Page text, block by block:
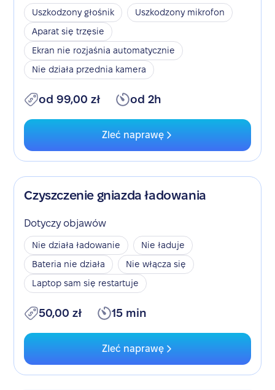
Uszkodzony głośnik
Uszkodzony mikrofon
Aparat się trzęsie
Ekran nie rozjaśnia automatycznie
Nie działa przednia kamera
od 99,00 zł od 2h
Zleć naprawę
Czyszczenie gniazda ładowania
Dotyczy objawów
Nie działa ładowanie
Nie ładuje
Bateria nie działa
Nie włącza się
Laptop sam się restartuje
50,00 zł 15 min
Zleć naprawę